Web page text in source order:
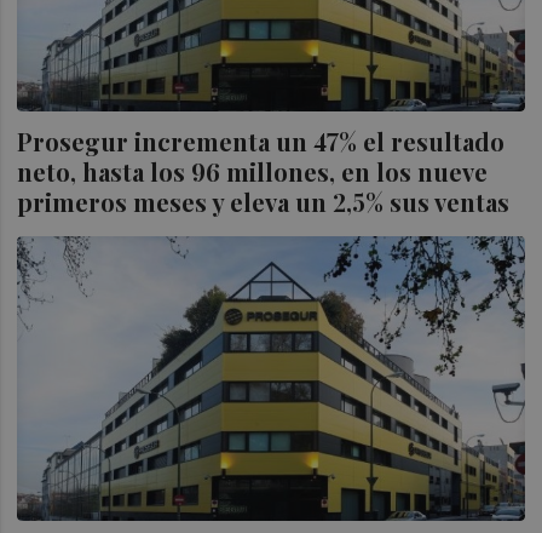
Prosegur incrementa un 47% el resultado
neto, hasta los 96 millones, en los nueve
primeros meses y eleva un 2,5% sus ventas